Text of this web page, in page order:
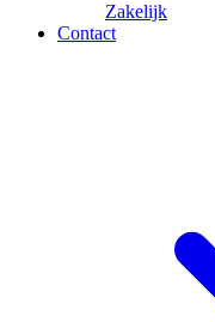
Zakelijk
Contact